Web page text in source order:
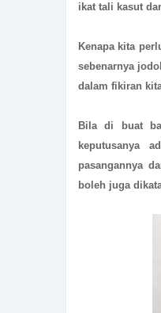
ikat tali kasut
Kenapa kita
sebenarnya
dalam fikiran
Bila di buat
keputusanya
pasangannya
boleh juga